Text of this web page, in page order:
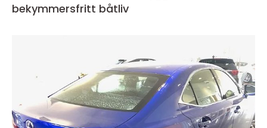
bekymmersfritt båtliv